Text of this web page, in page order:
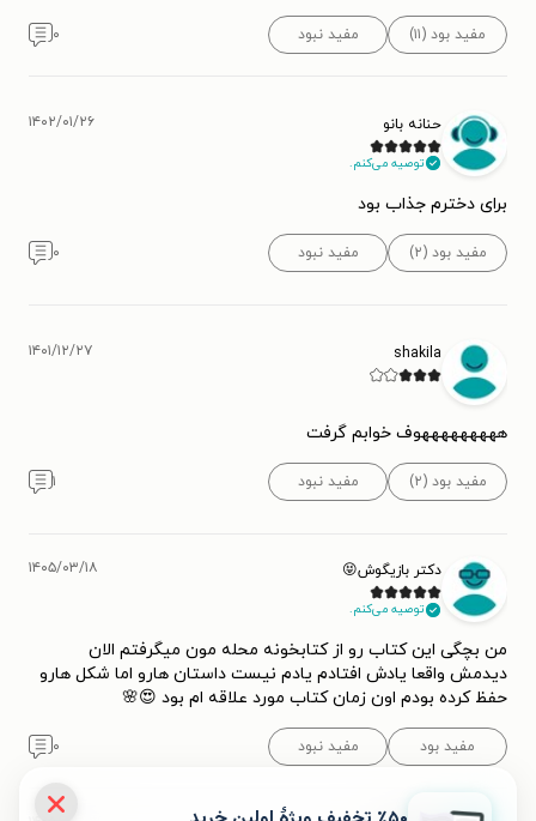
مفید بود (۱۱) مفید نبود ۰
حنانه بانو
توصیه می‌کنم.
۱۴۰۲/۰۱/۲۶
برای دخترم جذاب بود
مفید بود (۲) مفید نبود ۰
shakila ۱۴۰۱/۱۲/۲۷
هههههههههوف خوابم گرفت
مفید بود (۲) مفید نبود ۱
دکتر بازیگوش😝
توصیه می‌کنم.
۱۴۰۵/۰۳/۱۸
من بچگی این کتاب رو از کتابخونه محله مون میگرفتم الان
دیدمش واقعا یادش افتادم یادم نیست داستان هارو اما شکل هارو
حفظ کرده بودم اون زمان کتاب مورد علاقه ام بود 😍🌸
مفید بود مفید نبود ۰